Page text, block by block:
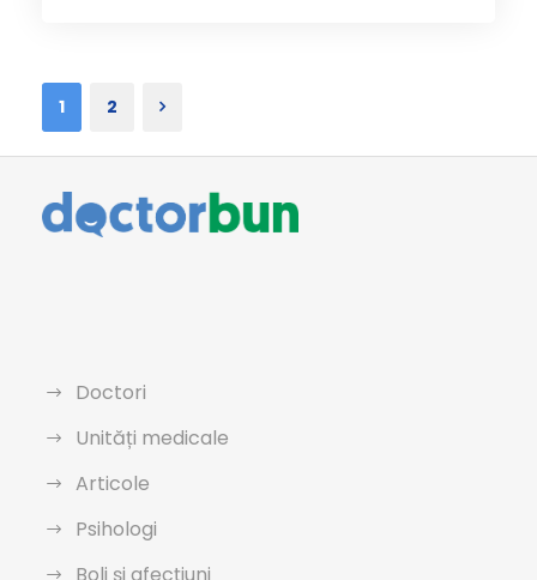
1 2
Doctori
Unități medicale
Articole
Psihologi